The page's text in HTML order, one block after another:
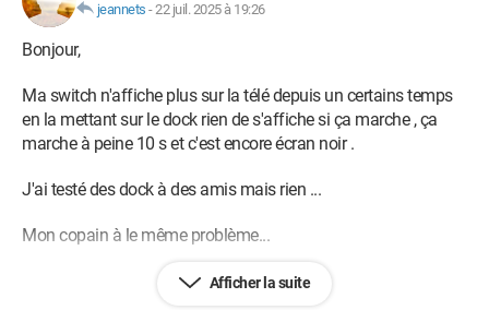
jeannets -22 juil. 2025 à 19:26
Bonjour,
Ma switch n'affiche plus sur la télé depuis un certains temps
en la mettant sur le dock rien de s'affiche si ça marche , ça
marche à peine 10 s et c'est encore écran noir .
J'ai testé des dock à des amis mais rien ...
Mon copain à le même problème...
Savez vous comment le résoudre s'il vous plaît
Afficher la suite